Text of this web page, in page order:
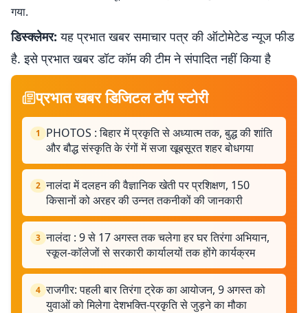
गया.
डिस्क्लेमर: यह प्रभात खबर समाचार पत्र की ऑटोमेटेड न्यूज फीड
है. इसे प्रभात खबर डॉट कॉम की टीम ने संपादित नहीं किया है
प्रभात खबर डिजिटल टॉप स्टोरी
1
PHOTOS : बिहार में प्रकृति से अध्यात्म तक, बुद्ध की शांति
और बौद्ध संस्कृति के रंगों में सजा खूबसूरत शहर बोधगया
2 नालंदा में दलहन की वैज्ञानिक खेती पर प्रशिक्षण, 150
किसानों को अरहर की उन्नत तकनीकों की जानकारी
3 नालंदा : 9 से 17 अगस्त तक चलेगा हर घर तिरंगा अभियान,
स्कूल-कॉलेजों से सरकारी कार्यालयों तक होंगे कार्यक्रम
4 राजगीर: पहली बार तिरंगा ट्रेक का आयोजन, 9 अगस्त को
युवाओं को मिलेगा देशभक्ति-प्रकृति से जुड़ने का मौका